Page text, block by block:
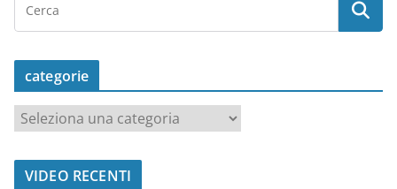
categorie
a
t
VIDEO RECENTI